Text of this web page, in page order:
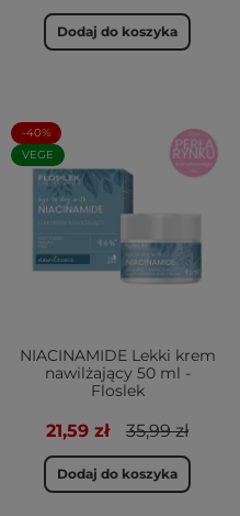
Dodaj do koszyka
-40%
VEGE
NIACINAMIDE Lekki krem
nawilżający 50 ml -
Floslek
21,59 zł 35,99 zł
Dodaj do koszyka